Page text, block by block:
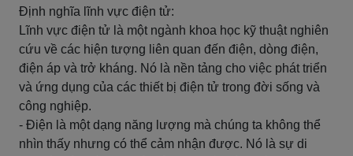
Định nghĩa lĩnh vực điện tử:
Lĩnh vực điện tử là một ngành khoa học kỹ thuật nghiên
cứu về các hiện tượng liên quan đến điện, dòng điện,
điện áp và trở kháng. Nó là nền tảng cho việc phát triển
và ứng dụng của các thiết bị điện tử trong đời sống và
công nghiệp.
- Điện là một dạng năng lượng mà chúng ta không thể
nhìn thấy nhưng có thể cảm nhận được. Nó là sự di